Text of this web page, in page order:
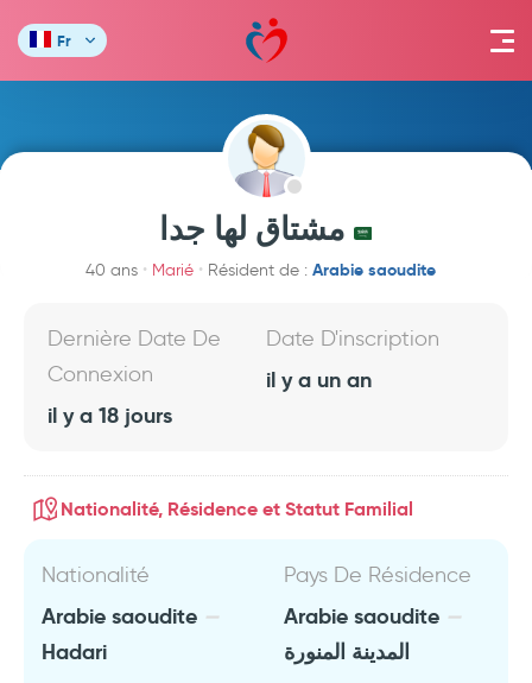
Fr
مشتاق لها جدا
40 ans Marié Résident de : Arabie saoudite
Dernière Date De
Connexion
il y a 18 jours
Date D'inscription
il y a un an
Nationalité, Résidence et Statut Familial
Nationalité
Arabie saoudite
Hadari
Pays De Résidence
Arabie saoudite
المدينة المنورة